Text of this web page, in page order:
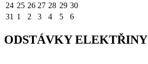
24 25 26 27 28 29 30
31 1 2 3 4 5 6
ODSTÁVKY ELEKTŘINY